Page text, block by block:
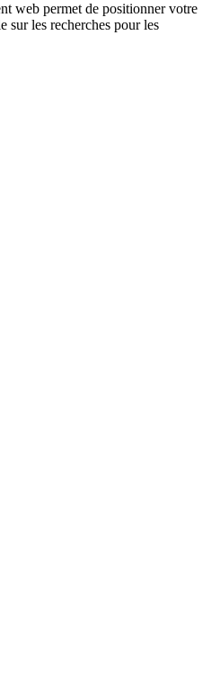
web permet de positionner votre
sur les recherches pour les